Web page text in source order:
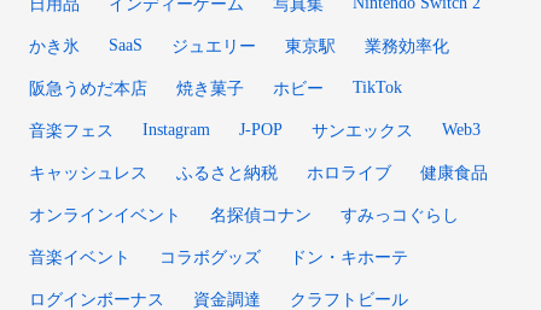
かき氷 SaaS ジュエリー 東京駅 業務効率化
阪急うめだ本店 焼き菓子 ホビー TikTok
音楽フェス Instagram J-POP サンエックス Web3
キャッシュレス ふるさと納税 ホロライブ 健康食品
オンラインイベント 名探偵コナン すみっコぐらし
音楽イベント コラボグッズ ドン・キホーテ
ログインボーナス 資金調達 クラフトビール